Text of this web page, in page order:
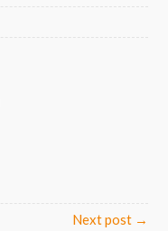
Next post →